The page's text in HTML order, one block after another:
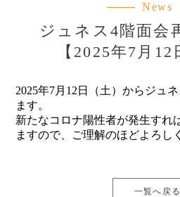
News
ジュネス4階面会
【2025年7月12
2025年7月12日（土）からジュ
ます。
新たなコロナ陽性者が発生すれ
ますので、ご理解のほどよろし
一覧へ戻る